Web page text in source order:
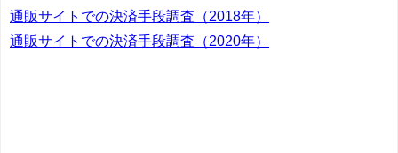
通販サイトでの決済手段調査（2018年）
通販サイトでの決済手段調査（2020年）